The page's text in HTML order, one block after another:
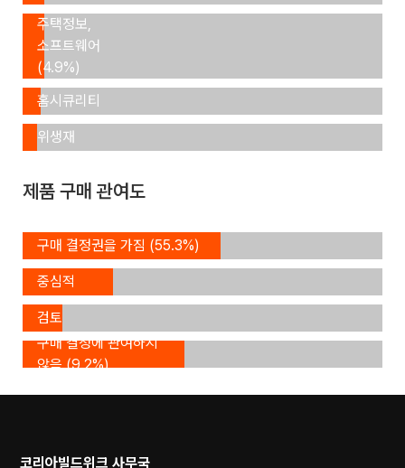
(4.9%)
주택정보,
소프트웨어
(4.9%)
IOT,
홈시큐리티
(4.7%)
급수,
위생재
제품 구매 관여도
구매 결정권을 가짐 (55.3%)
구매
결정에
중심적
역할
(24.5%)
구매
결정의
검토
멤버
(11.0%)
구매 결정에 관여하지
않음 (9.2%)
코리아빌드위크 사무국